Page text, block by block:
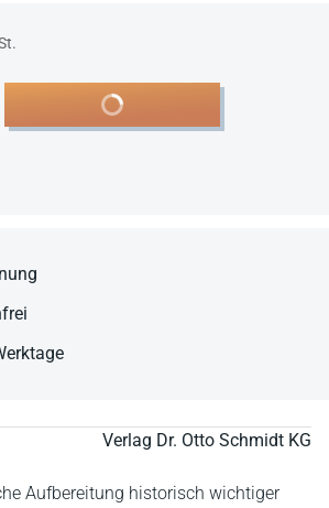
Verlag Dr. Otto Schmidt KG
Aufbereitung historisch wichtiger
In den Warenkorb